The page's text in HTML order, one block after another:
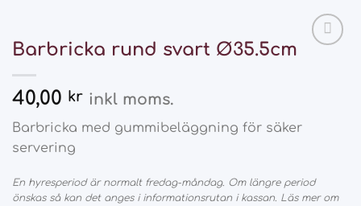
Barbricka rund svart Ø35.5cm
40,00 kr inkl moms.
Barbricka med gummibeläggning för säker
servering
En hyresperiod är normalt fredag-måndag. Om längre period
önskas så kan det anges i informationsrutan i kassan. Läs mer om